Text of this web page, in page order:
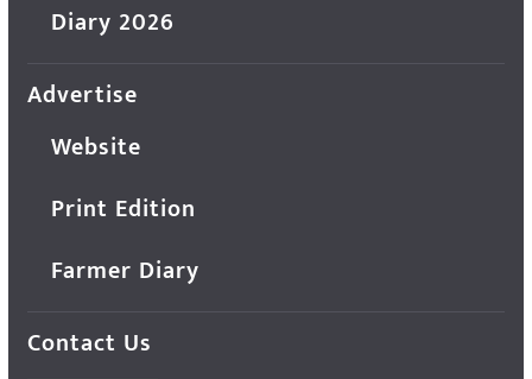
Diary 2026
Advertise
Website
Print Edition
Farmer Diary
Contact Us